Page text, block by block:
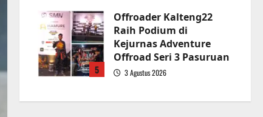
5
Offroader Kalteng22
Raih Podium di
Kejurnas Adventure
Offroad Seri 3 Pasuruan
3 Agustus 2026